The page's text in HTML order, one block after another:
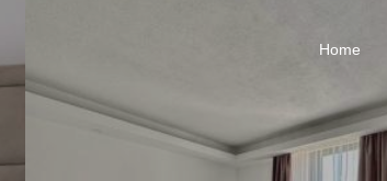
Home